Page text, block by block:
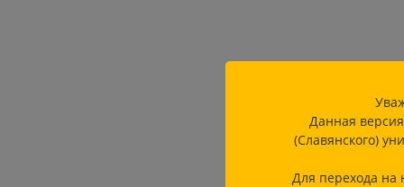
Данная
(Славянского)
Для перехода на